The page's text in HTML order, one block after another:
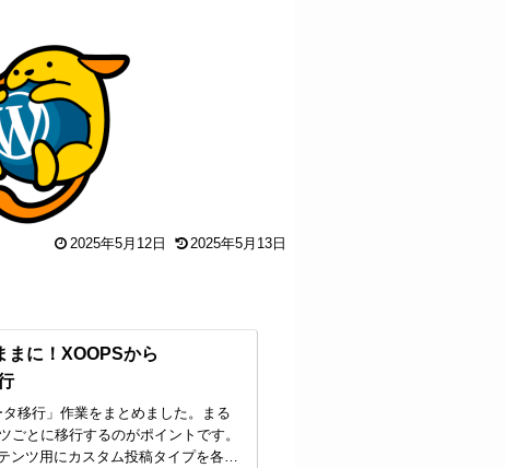
2025年5月12日 2025年5月13日
まに！XOOPSから
移行」作業をまとめました。まる
ごとに移行するのがポイントです。
ンツ用にカスタム投稿タイプを各々